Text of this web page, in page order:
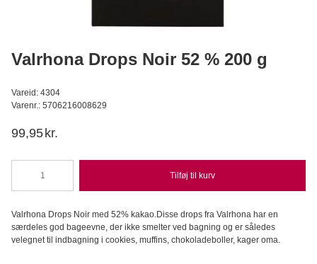
Valrhona Drops Noir 52 % 200 g
Vareid: 4304
Varenr.: 5706216008629
99,95 kr.
Valrhona
Drops
52
%
200
Tilføj til kurv
Valrhona Drops Noir med 52% kakao.Disse drops fra Valrhona har en
særdeles god bageevne, der ikke smelter ved bagning og er således
velegnet til indbagning i cookies, muffins, chokoladeboller, kager oma.